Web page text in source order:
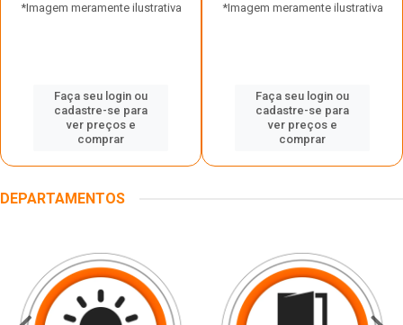
*Imagem meramente ilustrativa
Faça seu login ou
cadastre-se para
ver preços e
comprar
*Imagem meramente ilustrativa
Faça seu login ou
cadastre-se para
ver preços e
comprar
DEPARTAMENTOS